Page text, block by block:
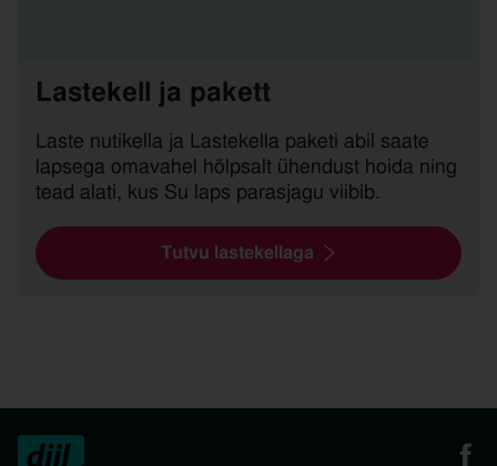
Lastekell ja pakett
Laste nutikella ja Lastekella paketi abil saate
lapsega omavahel hõlpsalt ühendust hoida ning
tead alati, kus Su laps parasjagu viibib.
Tutvu lastekellaga